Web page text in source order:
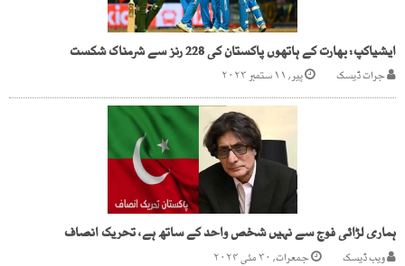
ایشیاکپ: بھارت کے ہاتھوں پاکستان کی 228 رنز سے شرمناک شکست
جرات ڈیسک پیر, ۱۱ ستمبر ۲۰۲۳
ہماری لڑائی فوج سے نہیں شخص واحد کے ساتھ ہے، تحریک انصاف
ویب ڈیسک جمعرات, ۳۰ مئی ۲۰۲۴